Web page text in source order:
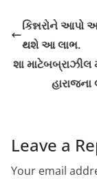
કિન્નરોને આપો
થશે આ લાભ.
શા માટેબબ્રાઝીલ
Leave a
Your email